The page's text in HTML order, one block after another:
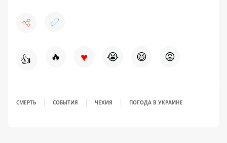
👍 🔥 ♥ 😭 😆 😡
СМЕРТЬ СОБЫТИЯ ЧЕХИЯ ПОГОДА В УКРАИНЕ